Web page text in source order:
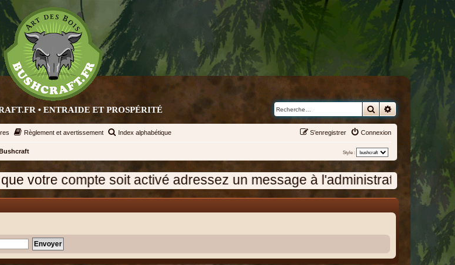
RechercherRecherche
• ENTRAIDE ET PROSPÉRITÉ
Règlement et avertissement Index alphabétique Connexion
S’enregistrer
Style :
soit activé adressez un message à l'administration en cliquant sur